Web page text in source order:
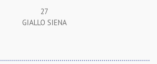
27
GIALLO SIENA